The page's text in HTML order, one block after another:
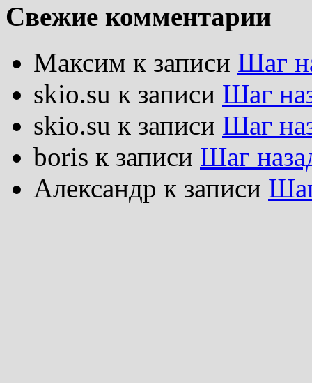
Свежие комментарии
Максим к записи Шаг
skio.su к записи Шаг
skio.su к записи Шаг
boris к записи Шаг
Александр к записи